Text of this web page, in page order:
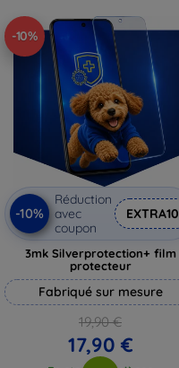
-10%
-10%
Réduction
avec
coupon
EXTRA10
3mk Silverprotection+ film
protecteur
Fabriqué sur mesure
19,90 €
17,90 €